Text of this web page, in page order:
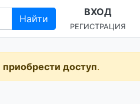
Найти
ВХОД
РЕГИСТРАЦИЯ
приобрести доступ.